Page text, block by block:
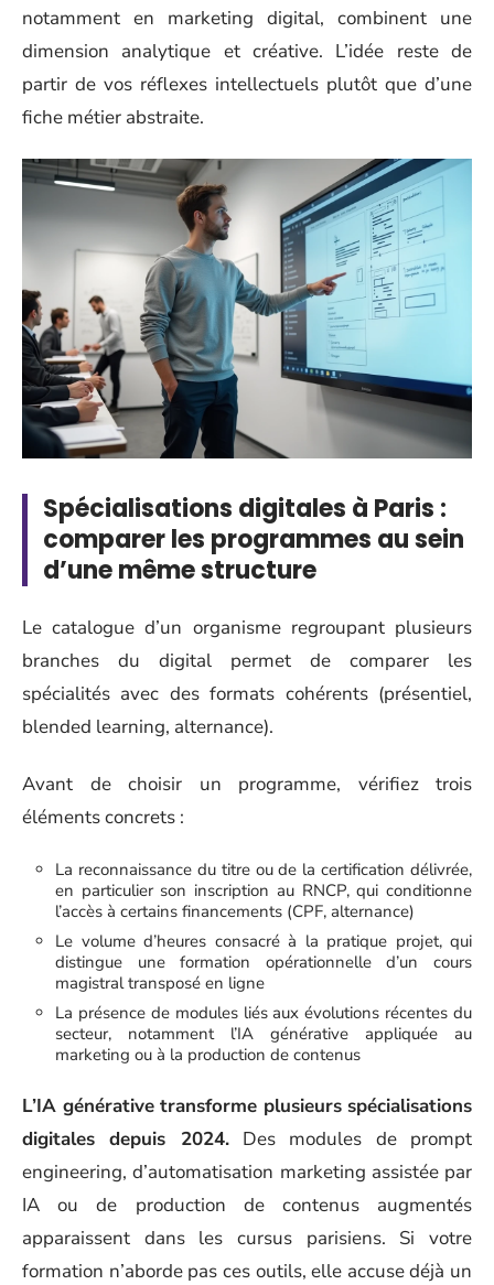
notamment en marketing digital, combinent une
dimension analytique et créative. L’idée reste de
partir de vos réflexes intellectuels plutôt que d’une
fiche métier abstraite.
Spécialisations digitales à Paris :
comparer les programmes au sein
d’une même structure
Le catalogue d’un organisme regroupant plusieurs
branches du digital permet de comparer les
spécialités avec des formats cohérents (présentiel,
blended learning, alternance).
Avant de choisir un programme, vérifiez trois
éléments concrets :
La reconnaissance du titre ou de la certification délivrée,
en particulier son inscription au RNCP, qui conditionne
l’accès à certains financements (CPF, alternance)
Le volume d’heures consacré à la pratique projet, qui
distingue une formation opérationnelle d’un cours
magistral transposé en ligne
La présence de modules liés aux évolutions récentes du
secteur, notamment l’IA générative appliquée au
marketing ou à la production de contenus
L’IA générative transforme plusieurs spécialisations
digitales depuis 2024.Des modules de prompt
engineering, d’automatisation marketing assistée par
IA ou de production de contenus augmentés
apparaissent dans les cursus parisiens. Si votre
formation n’aborde pas ces outils, elle accuse déjà un